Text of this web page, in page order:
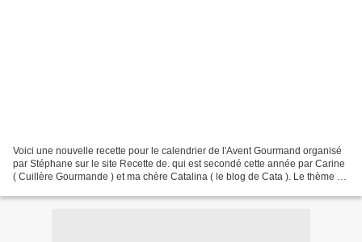
Voici une nouvelle recette pour le calendrier de l'Avent Gourmand organisé
par Stéphane sur le site Recette de. qui est secondé cette année par Carine
( Cuillère Gourmande ) et ma chère Catalina ( le blog de Cata ). Le thème de